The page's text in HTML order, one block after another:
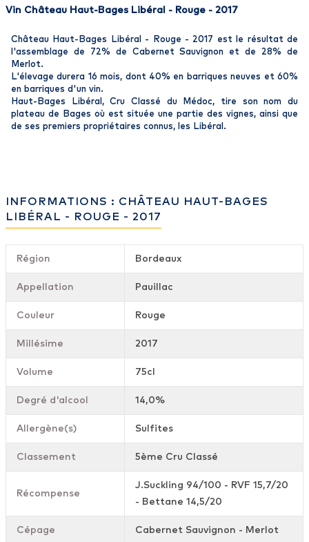
Vin Château Haut-Bages Libéral - Rouge - 2017
Château Haut-Bages Libéral - Rouge - 2017 est le résultat de
l'assemblage de 72% de Cabernet Sauvignon et de 28% de
Merlot.
L'élevage durera 16 mois, dont 40% en barriques neuves et 60%
en barriques d'un vin.
Haut-Bages Libéral, Cru Classé du Médoc, tire son nom du
plateau de Bages où est située une partie des vignes, ainsi que
de ses premiers propriétaires connus, les Libéral.
INFORMATIONS : CHÂTEAU HAUT-BAGES
LIBÉRAL - ROUGE - 2017
Région Bordeaux
Appellation Pauillac
Couleur Rouge
Millésime 2017
Volume 75cl
Degré d'alcool 14,0%
Allergène(s) Sulfites
Classement 5ème Cru Classé
Récompense
J.Suckling 94/100 - RVF 15,7/20
- Bettane 14,5/20
Cépage Cabernet Sauvignon - Merlot